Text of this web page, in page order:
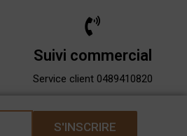
Suivi commercial
Service client 0489410820
S'INSCRIRE